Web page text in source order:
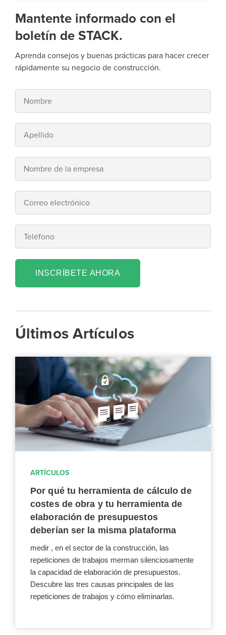
Mantente informado con el
boletín de STACK.
Aprenda consejos y buenas prácticas para hacer crecer
rápidamente su negocio de construcción.
INSCRÍBETE AHORA
Últimos Artículos
ARTÍCULOS
Por qué tu herramienta de cálculo de
costes de obra y tu herramienta de
elaboración de presupuestos
deberían ser la misma plataforma
medir , en el sector de la construcción, las
repeticiones de trabajos merman silenciosamente
la capacidad de elaboración de presupuestos.
Descubre las tres causas principales de las
repeticiones de trabajos y cómo eliminarlas.